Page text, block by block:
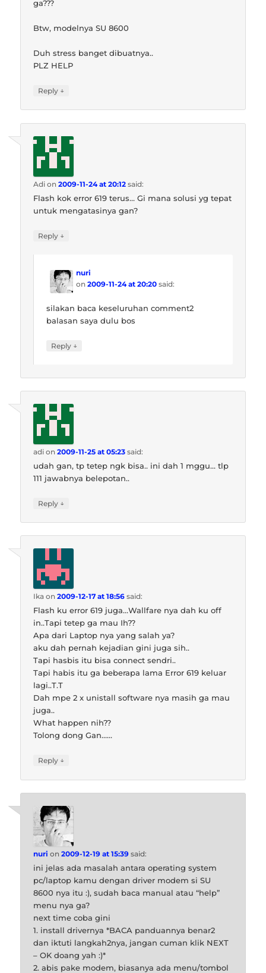
ga???
Btw, modelnya SU 8600
Duh stress banget dibuatnya..
PLZ HELP
Reply ↓
Adi on2009-11-24 at 20:12 said:
Flash kok error 619 terus… Gi mana solusi yg tepat
untuk mengatasinya gan?
Reply ↓
nuri
on2009-11-24 at 20:20 said:
silakan baca keseluruhan comment2
balasan saya dulu bos
Reply ↓
adi on2009-11-25 at 05:23 said:
udah gan, tp tetep ngk bisa.. ini dah 1 mggu… tlp
111 jawabnya belepotan..
Reply ↓
Ika on2009-12-17 at 18:56 said:
Flash ku error 619 juga…Wallfare nya dah ku off
in..Tapi tetep ga mau Ih??
Apa dari Laptop nya yang salah ya?
aku dah pernah kejadian gini juga sih..
Tapi hasbis itu bisa connect sendri..
Tapi habis itu ga beberapa lama Error 619 keluar
lagi..T.T
Dah mpe 2 x unistall software nya masih ga mau
juga..
What happen nih??
Tolong dong Gan……
Reply ↓
nuri on2009-12-19 at 15:39 said:
ini jelas ada masalah antara operating system
pc/laptop kamu dengan driver modem si SU
8600 nya itu :), sudah baca manual atau “help”
menu nya ga?
next time coba gini
1. install drivernya *BACA panduannya benar2
dan iktuti langkah2nya, jangan cuman klik NEXT
– OK doang yah :)*
2. abis pake modem, biasanya ada menu/tombol